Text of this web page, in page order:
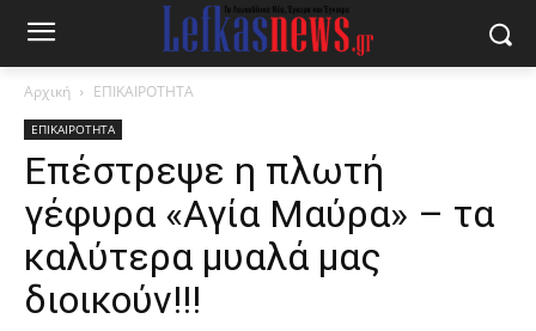
Αρχική ΕΠΙΚΑΙΡΟΤΗΤΑ
ΕΠΙΚΑΙΡΟΤΗΤΑ
Επέστρεψε η πλωτή
γέφυρα «Αγία Μαύρα» – τα
καλύτερα μυαλά μας
διοικούν!!!